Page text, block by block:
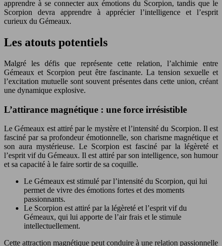
apprendre à se connecter aux émotions du Scorpion, tandis que le
Scorpion devra apprendre à apprécier l’intelligence et l’esprit
curieux du Gémeaux.
Les atouts potentiels
Malgré les défis que représente cette relation, l’alchimie entre
Gémeaux et Scorpion peut être fascinante. La tension sexuelle et
l’excitation mutuelle sont souvent présentes dans cette union, créant
une dynamique explosive.
L’attirance magnétique : une force irrésistible
Le Gémeaux est attiré par le mystère et l’intensité du Scorpion. Il est
fasciné par sa profondeur émotionnelle, son charisme magnétique et
son aura mystérieuse. Le Scorpion est fasciné par la légèreté et
l’esprit vif du Gémeaux. Il est attiré par son intelligence, son humour
et sa capacité à le faire sortir de sa coquille.
Le Gémeaux est stimulé par l’intensité du Scorpion, qui lui
permet de vivre des émotions fortes et des moments
passionnants.
Le Scorpion est attiré par la légèreté et l’esprit vif du
Gémeaux, qui lui apporte de l’air frais et le stimule
intellectuellement.
Cette attraction magnétique peut conduire à une relation passionnelle